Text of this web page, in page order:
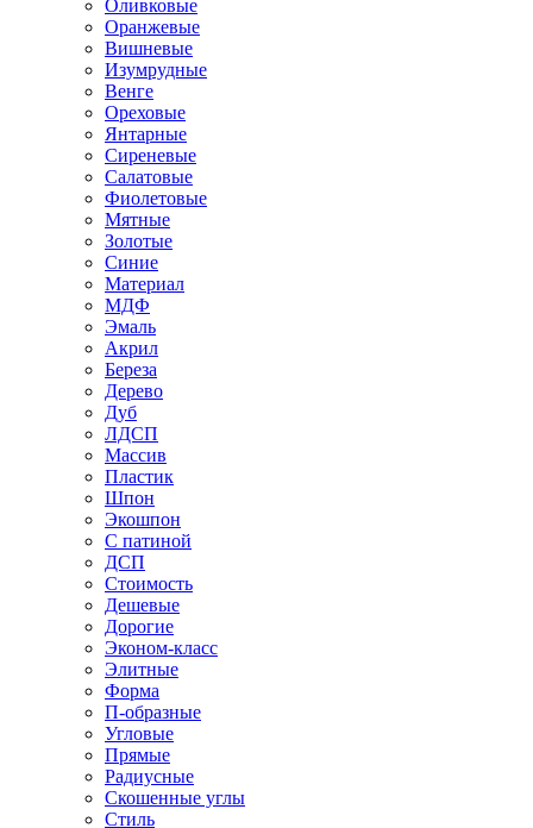
Оливковые
Оранжевые
Вишневые
Изумрудные
Венге
Ореховые
Янтарные
Сиреневые
Салатовые
Фиолетовые
Мятные
Золотые
Синие
Материал
МДФ
Эмаль
Акрил
Береза
Дерево
Дуб
ЛДСП
Массив
Пластик
Шпон
Экошпон
С патиной
ДСП
Стоимость
Дешевые
Дорогие
Эконом-класс
Элитные
Форма
П-образные
Угловые
Прямые
Радиусные
Скошенные углы
Стиль